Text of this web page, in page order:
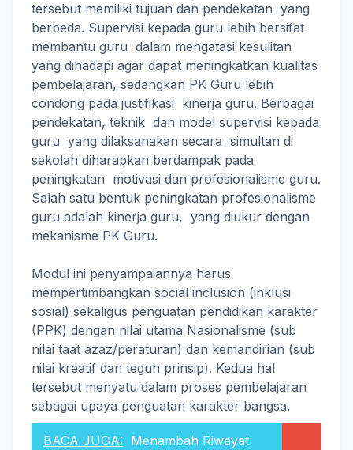
tersebut memiliki tujuan dan pendekatan yang
berbeda. Supervisi kepada guru lebih bersifat
membantu guru dalam mengatasi kesulitan
yang dihadapi agar dapat meningkatkan kualitas
pembelajaran, sedangkan PK Guru lebih
condong pada justifikasi kinerja guru. Berbagai
pendekatan, teknik dan model supervisi kepada
guru yang dilaksanakan secara simultan di
sekolah diharapkan berdampak pada
peningkatan motivasi dan profesionalisme guru.
Salah satu bentuk peningkatan profesionalisme
guru adalah kinerja guru, yang diukur dengan
mekanisme PK Guru.
Modul ini penyampaiannya harus
mempertimbangkan social inclusion (inklusi
sosial) sekaligus penguatan pendidikan karakter
(PPK) dengan nilai utama Nasionalisme (sub
nilai taat azaz/peraturan) dan kemandirian (sub
nilai kreatif dan teguh prinsip). Kedua hal
tersebut menyatu dalam proses pembelajaran
sebagai upaya penguatan karakter bangsa.
BACA JUGA: Menambah Riwayat